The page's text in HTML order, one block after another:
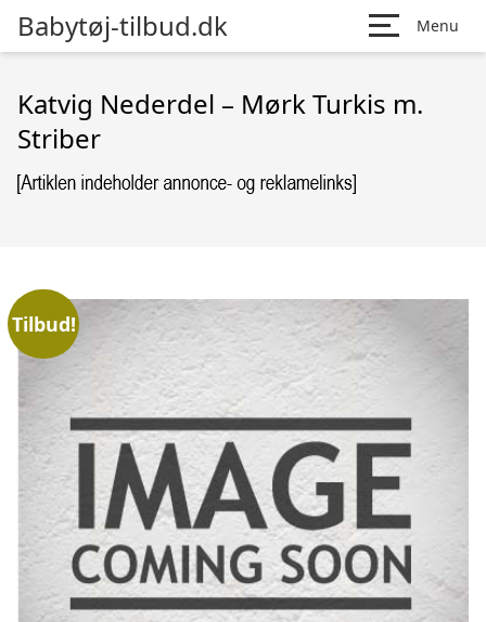
Babytøj-tilbud.dk Menu
Katvig Nederdel – Mørk Turkis m.
Striber
Tilbud!